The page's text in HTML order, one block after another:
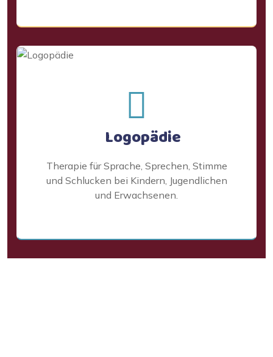
Logopädie
Therapie für Sprache, Sprechen, Stimme
und Schlucken bei Kindern, Jugendlichen
und Erwachsenen.